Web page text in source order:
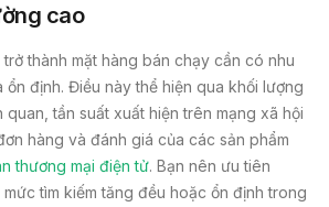
cao
trở thành mặt hàng bán chạy cần có nhu
ổn định. Điều này thể hiện qua khối lượng
quan, tần suất xuất hiện trên mạng xã hội
hàng và đánh giá của các sản phẩm
thương mại điện tử. Bạn nên ưu tiên
tìm kiếm tăng đều hoặc ổn định trong